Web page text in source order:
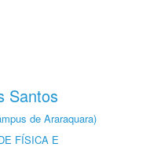
Santos
de Araraquara)
FÍSICA E